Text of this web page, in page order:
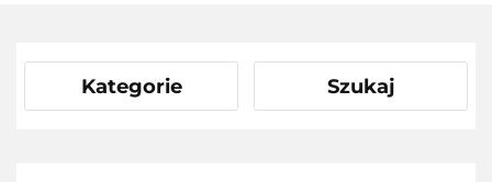
Kategorie Szukaj